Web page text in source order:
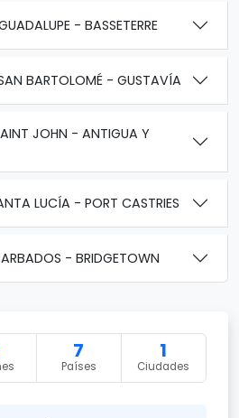
- BASSETERRE
BARTOLOMÉ - GUSTAVÍA
JOHN - ANTIGUA Y
LUCÍA - PORT CASTRIES
- BRIDGETOWN
7
Países
1
Ciudades